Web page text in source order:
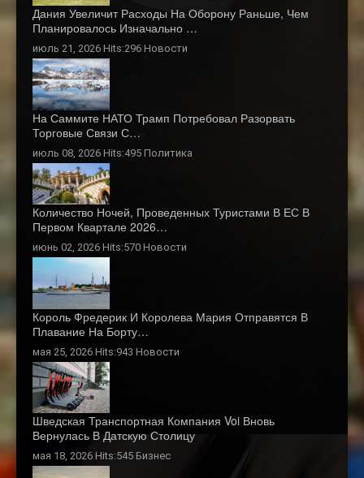
Дания Увеличит Расходы На Оборону Раньше, Чем
Планировалось Изначально …
июль 21, 2026 Hits:296 Новости
На Саммите НАТО Трамп Потребовал Разорвать
Торговые Связи С…
июль 08, 2026 Hits:495 Политика
Количество Ночей, Проведенных Туристами В ЕС В
Первом Квартале 2026…
июнь 02, 2026 Hits:570 Новости
Король Фредерик И Королева Мария Отправятся В
Плавание На Борту…
мая 25, 2026 Hits:943 Новости
Шведская Транспортная Компания Voi Вновь
Вернулась В Датскую Столицу
мая 18, 2026 Hits:545 Бизнес